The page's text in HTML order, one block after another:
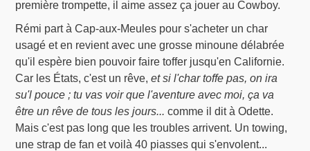
première trompette, il aime assez ça jouer au Cowboy.
Rémi part à Cap-aux-Meules pour s'acheter un char
usagé et en revient avec une grosse minoune délabrée
qu'il espère bien pouvoir faire toffer jusqu'en Californie.
Car les États, c'est un rêve,et si l'char toffe pas, on ira
su'l pouce ; tu vas voir que l'aventure avec moi, ça va
être un rêve de tous les jours... comme il dit à Odette.
Mais c'est pas long que les troubles arrivent. Un towing,
une strap de fan et voilà 40 piasses qui s'envolent...